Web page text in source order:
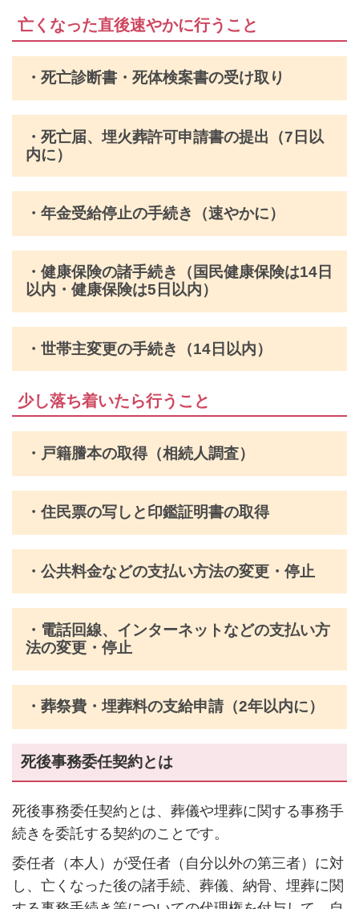
亡くなった直後速やかに行うこと
・死亡診断書・死体検案書の受け取り
・死亡届、埋火葬許可申請書の提出（7日以
内に）
・年金受給停止の手続き（速やかに）
・健康保険の諸手続き（国民健康保険は14日
以内・健康保険は5日以内）
・世帯主変更の手続き（14日以内）
少し落ち着いたら行うこと
・戸籍謄本の取得（相続人調査）
・住民票の写しと印鑑証明書の取得
・公共料金などの支払い方法の変更・停止
・電話回線、インターネットなどの支払い方
法の変更・停止
・葬祭費・埋葬料の支給申請（2年以内に）
死後事務委任契約とは
死後事務委任契約とは、葬儀や埋葬に関する事務手
続きを委託する契約のことです。
委任者（本人）が受任者（自分以外の第三者）に対
し、亡くなった後の諸手続、葬儀、納骨、埋葬に関